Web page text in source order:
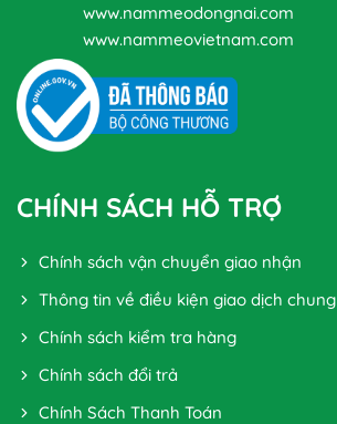
www.nammeodongnai.com
www.nammeovietnam.com
CHÍNH SÁCH HỖ TRỢ
Chính sách vận chuyển giao nhận
Thông tin về điều kiện giao dịch chung
Chính sách kiểm tra hàng
Chính sách đổi trả
Chính Sách Thanh Toán